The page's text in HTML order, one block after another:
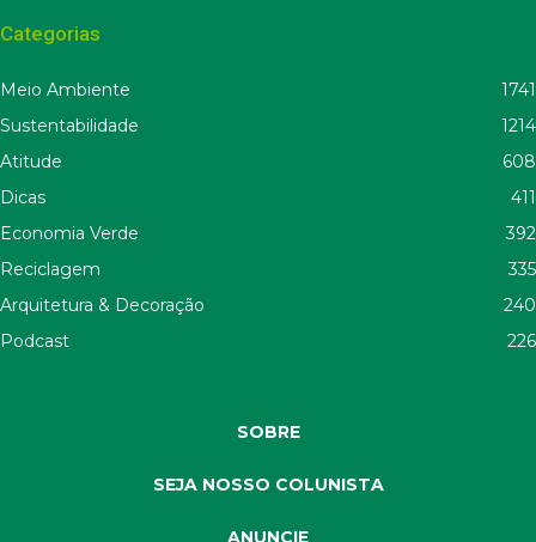
Categorias
Meio Ambiente
1741
Sustentabilidade
1214
Atitude
608
Dicas
411
Economia Verde
392
Reciclagem
335
Arquitetura & Decoração
240
Podcast
226
SOBRE
SEJA NOSSO COLUNISTA